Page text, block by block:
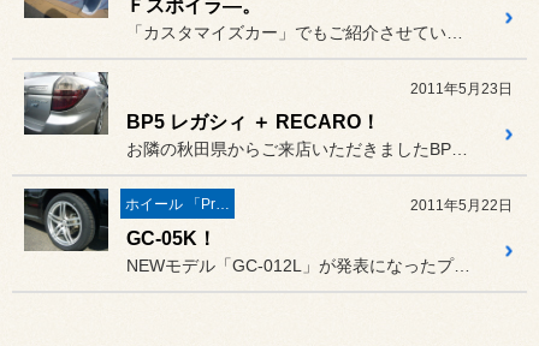
Ｆスポイラ―。
2011年5月23日
BP5 レガシィ ＋ RECARO！
ホイール 「Prodrive」 2011年5月22日
GC-05K！
NEWモデル「GC-012L」が発表になったプロドライブ・ホイール...